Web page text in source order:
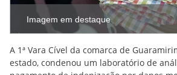
Imagem em destaque
A 1ª Vara Cível da comarca de
estado, condenou um laboratório de